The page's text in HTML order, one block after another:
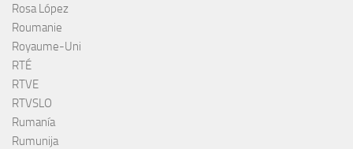
Rosa López
Roumanie
Royaume-Uni
RTÉ
RTVE
RTVSLO
Rumanía
Rumunija